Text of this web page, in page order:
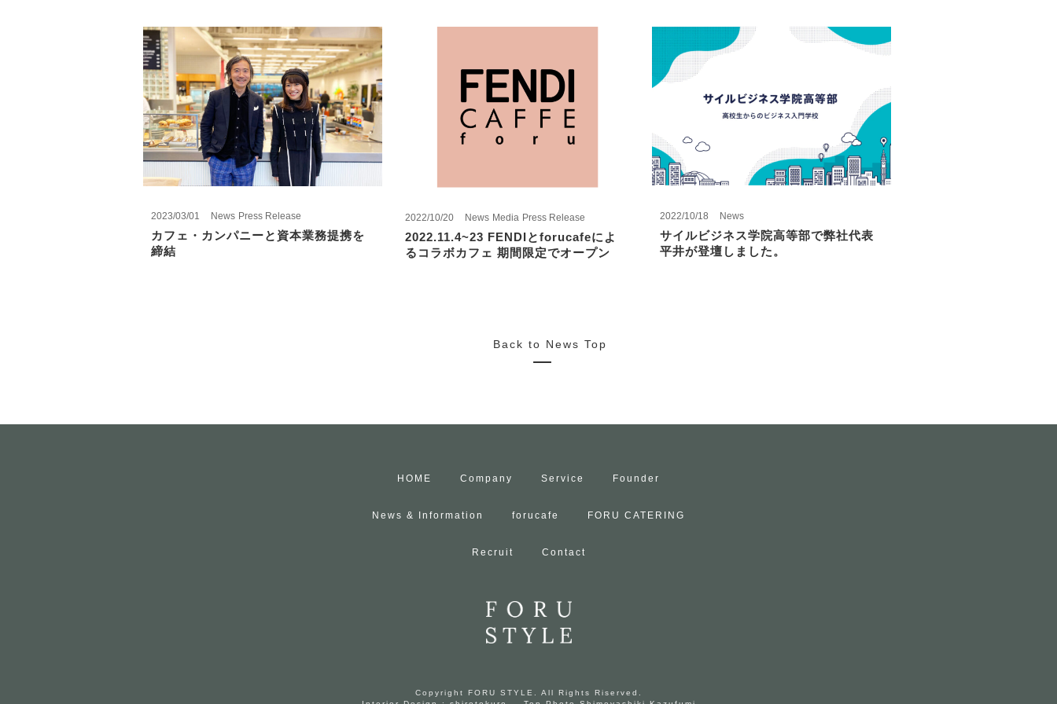
2023/03/01 News Press Release
カフェ・カンパニーと資本業務提携を
締結
2022/10/20 News Media Press Release
2022.11.4~23 FENDIとforucafeによ
るコラボカフェ 期間限定でオープン
2022/10/18 News
サイルビジネス学院高等部で弊社代表
平井が登壇しました。
Back to News Top
HOME Company Service Founder
News & Information forucafe FORU CATERING
Recruit Contact
Copyright FORU STYLE. All Rights Riserved.